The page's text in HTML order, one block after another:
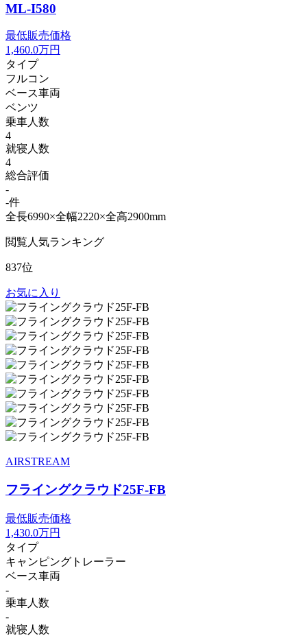
ML-I580
最低販売価格
1,460.0万円
タイプ
フルコン
ベース車両
ベンツ
乗車人数
4
就寝人数
4
総合評価
-
-件
全長6990×全幅2220×全高2900mm
閲覧人気ランキング
837位
お気に入り
AIRSTREAM
フライングクラウド25F-FB
最低販売価格
1,430.0万円
タイプ
キャンピングトレーラー
ベース車両
-
乗車人数
-
就寝人数